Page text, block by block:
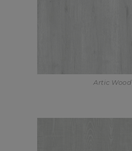
Artic Wood